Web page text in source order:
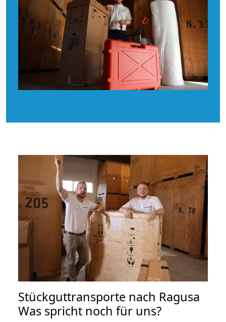
Stückguttransporte nach Ragusa
Was spricht noch für uns?